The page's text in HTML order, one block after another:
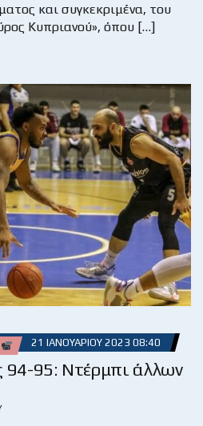
και συγκεκριμένα, του
Κυπριανού», όπου […]
21 ΙΑΝΟΥΑΡΊΟΥ 2023 08:40
94-95: Ντέρμπι άλλων